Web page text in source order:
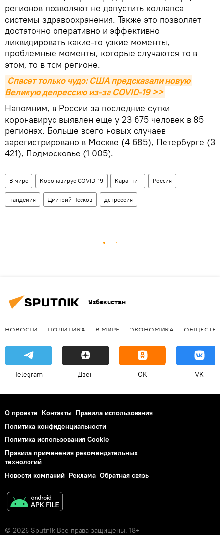
регионов позволяют не допустить коллапса
системы здравоохранения. Также это позволяет
достаточно оперативно и эффективно
ликвидировать какие-то узкие моменты,
проблемные моменты, которые случаются то в
этом, то в том регионе.
Спасет только чудо: США предсказали новую
Великую депрессию из-за COVID-19 >>
Напомним, в России за последние сутки
коронавирус выявлен еще у 23 675 человек в 85
регионах. Больше всего новых случаев
зарегистрировано в Москве (4 685), Петербурге (3
421), Подмосковье (1 005).
В мире Коронавирус COVID-19 Карантин Россия
пандемия Дмитрий Песков депрессия
Узбекистан
НОВОСТИ ПОЛИТИКА В МИРЕ ЭКОНОМИКА
Telegram Дзен OK VK
О проекте Контакты Правила использования
Политика конфиденциальности
Политика использования Cookie
Правила применения рекомендательных
технологий
Новости компаний Реклама Обратная связь
© 2026 Sputnik Все права защищены. 18+